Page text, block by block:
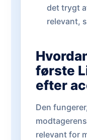
det trygt
relevant,
første
efter
Den
relevant for